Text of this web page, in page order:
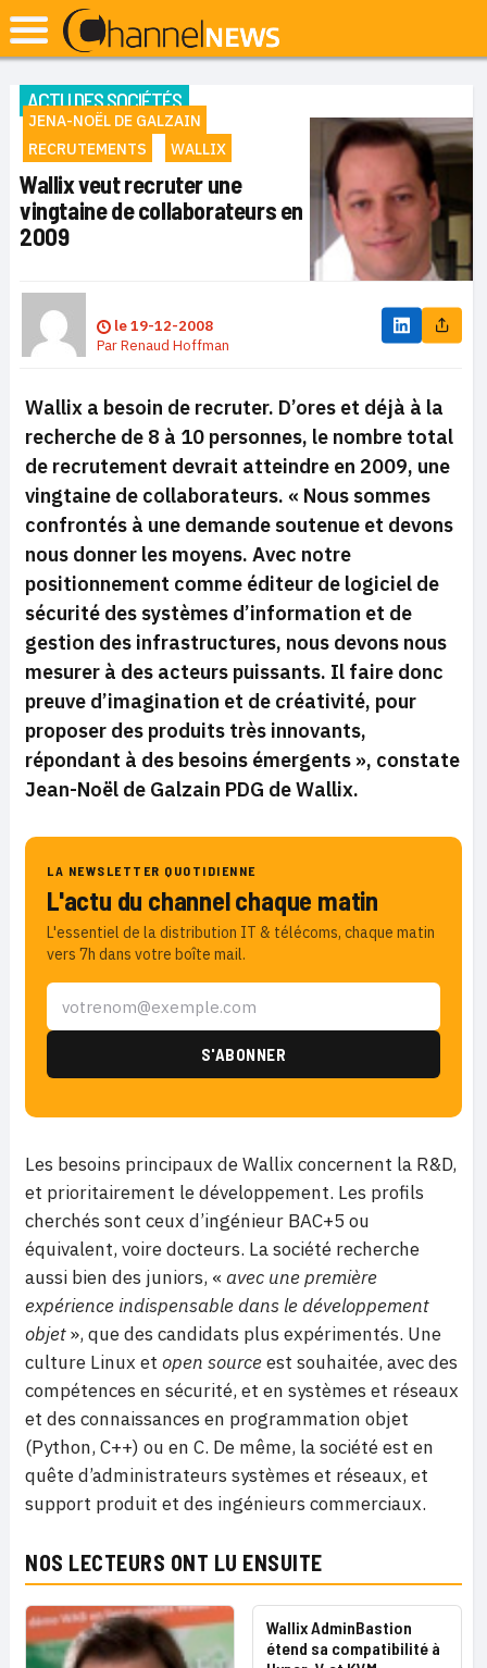
ACTU DES SOCIÉTÉS
JENA-NOËL DE GALZAIN
RECRUTEMENTS
WALLIX
Wallix veut recruter une
vingtaine de collaborateurs en
2009
le19-12-2008
ParRenaud Hoffman
Wallix a besoin de recruter. D’ores et déjà à la
recherche de 8 à 10 personnes, le nombre total
de recrutement devrait atteindre en 2009, une
vingtaine de collaborateurs. « Nous sommes
confrontés à une demande soutenue et devons
nous donner les moyens. Avec notre
positionnement comme éditeur de logiciel de
sécurité des systèmes d’information et de
gestion des infrastructures, nous devons nous
mesurer à des acteurs puissants. Il faire donc
preuve d’imagination et de créativité, pour
proposer des produits très innovants,
répondant à des besoins émergents », constate
Jean-Noël de Galzain PDG de Wallix.
LA NEWSLETTER QUOTIDIENNE
L'actu du channel chaque matin
L'essentiel de la distribution IT & télécoms, chaque matin
vers 7h dans votre boîte mail.
Les besoins principaux de Wallix concernent la R&D,
et prioritairement le développement. Les profils
cherchés sont ceux d’ingénieur BAC+5 ou
équivalent, voire docteurs. La société recherche
aussi bien des juniors, « avec une première
expérience indispensable dans le développement
objet», que des candidats plus expérimentés. Une
culture Linux et open sourceest souhaitée, avec des
compétences en sécurité, et en systèmes et réseaux
et des connaissances en programmation objet
(Python, C++) ou en C. De même, la société est en
quête d’administrateurs systèmes et réseaux, et
support produit et des ingénieurs commerciaux.
NOS LECTEURS ONT LU ENSUITE
Wallix AdminBastion
étend sa compatibilité à